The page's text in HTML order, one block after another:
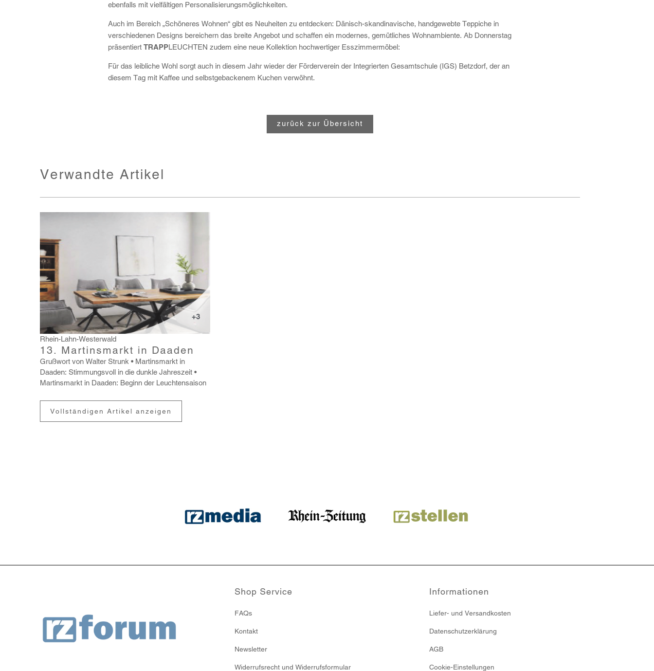
ebenfalls mit vielfältigen Personalisierungsmöglichkeiten.
Auch im Bereich „Schöneres Wohnen“ gibt es Neuheiten zu entdecken: Dänisch-skandinavische, handgewebte Teppiche in
verschiedenen Designs bereichern das breite Angebot und schaffen ein modernes, gemütliches Wohnambiente. Ab Donnerstag
präsentiert TRAPPLEUCHTEN zudem eine neue Kollektion hochwertiger Esszimmermöbel:
Für das leibliche Wohl sorgt auch in diesem Jahr wieder der Förderverein der Integrierten Gesamtschule (IGS) Betzdorf, der an
diesem Tag mit Kaffee und selbstgebackenem Kuchen verwöhnt.
zurück zur Übersicht
Verwandte Artikel
+3
Rhein-Lahn-Westerwald
13. Martinsmarkt in Daaden
Gruß­wort von Walter Strunk
Martins­markt in
Daaden: Stim­mungs­voll in die dunkle Jahres­zeit
Martins­markt in Daaden: Beginn der Leuch­ten­saison
Vollständigen Artikel anzeigen
Shop Service
FAQs
Kontakt
Newsletter
Widerrufsrecht und Widerrufsformular
Informationen
Liefer- und Versandkosten
Datenschutzerklärung
AGB
Cookie-Einstellungen